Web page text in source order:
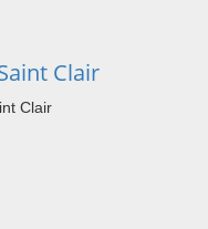
Clair
Clair